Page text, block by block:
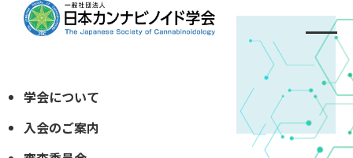
学会について
入会のご案内